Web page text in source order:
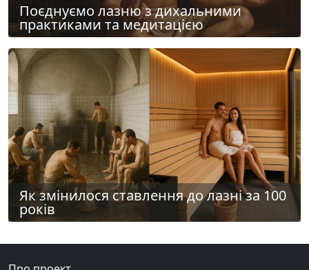
Поєднуємо лазню з дихальними
практиками та медитацією
Як змінилося ставлення до лазні за 100
років